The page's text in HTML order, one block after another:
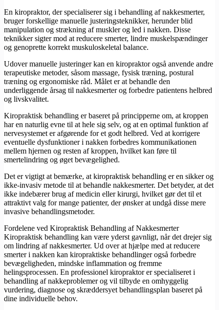
En kiropraktor, der specialiserer sig i behandling af nakkesmerter,
bruger forskellige manuelle justeringsteknikker, herunder blid
manipulation og strækning af muskler og led i nakken. Disse
teknikker sigter mod at reducere smerter, lindre muskelspændinger
og genoprette korrekt muskuloskeletal balance.
Udover manuelle justeringer kan en kiropraktor også anvende andre
terapeutiske metoder, såsom massage, fysisk træning, postural
træning og ergonomiske råd. Målet er at behandle den
underliggende årsag til nakkesmerter og forbedre patientens helbred
og livskvalitet.
Kiropraktisk behandling er baseret på principperne om, at kroppen
har en naturlig evne til at hele sig selv, og at en optimal funktion af
nervesystemet er afgørende for et godt helbred. Ved at korrigere
eventuelle dysfunktioner i nakken forbedres kommunikationen
mellem hjernen og resten af kroppen, hvilket kan føre til
smertelindring og øget bevægelighed.
Det er vigtigt at bemærke, at kiropraktisk behandling er en sikker og
ikke-invasiv metode til at behandle nakkesmerter. Det betyder, at det
ikke indebærer brug af medicin eller kirurgi, hvilket gør det til et
attraktivt valg for mange patienter, der ønsker at undgå disse mere
invasive behandlingsmetoder.
Fordelene ved Kiropraktisk Behandling af Nakkesmerter
Kiropraktisk behandling kan være yderst gavnligt, når det drejer sig
om lindring af nakkesmerter. Ud over at hjælpe med at reducere
smerter i nakken kan kiropraktiske behandlinger også forbedre
bevægeligheden, mindske inflammation og fremme
helingsprocessen. En professionel kiropraktor er specialiseret i
behandling af nakkeproblemer og vil tilbyde en omhyggelig
vurdering, diagnose og skræddersyet behandlingsplan baseret på
dine individuelle behov.